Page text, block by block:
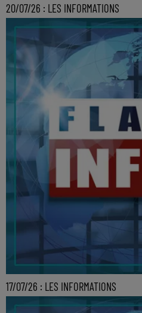
20/07/26 : LES INFORMATIONS
17/07/26 : LES INFORMATIONS